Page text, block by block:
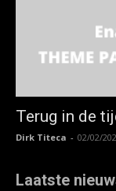
Terug in de
Dirk Titeca - 02/02/
Laatste